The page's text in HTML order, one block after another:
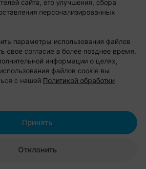
сайта, его улучшения, сбора
персонализированных
параметры использования файлов
свое согласие в более позднее время.
информации о целях,
файлов cookie вы
с нашей Политикой обработки
Отклонить
Принять